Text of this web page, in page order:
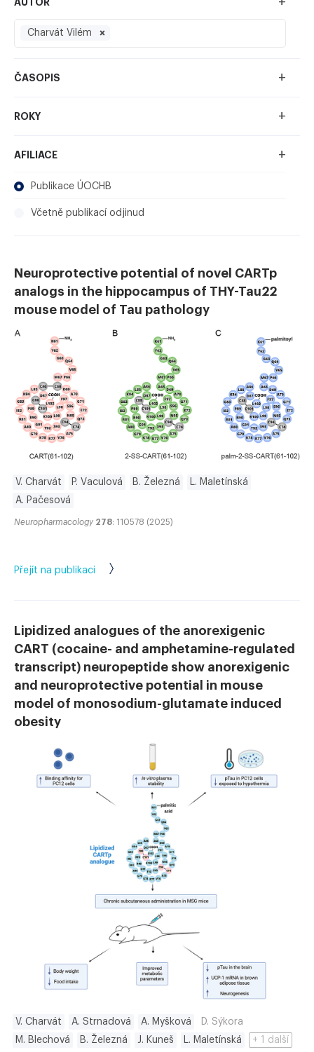
AUTOR
Charvát Vilém
ČASOPIS +
ROKY +
AFILIACE +
Publikace ÚOCHB
Včetně publikací odjinud
Neuroprotective potential of novel CARTp
analogs in the hippocampus of THY-Tau22
mouse model of Tau pathology
V. Charvát P. Vaculová B. Železná
L. Maletínská
A. Pačesová
Neuropharmacology 278: 110578 (2025)
Přejít na publikaci
Lipidized analogues of the anorexigenic
CART (cocaine- and amphetamine-regulated
transcript) neuropeptide show anorexigenic
and neuroprotective potential in mouse
model of monosodium-glutamate induced
obesity
V. Charvát A. Strnadová A. Myšková
D. Sýkora
M. Blechová
B. Železná J. Kuneš L. Maletínská + 1 další